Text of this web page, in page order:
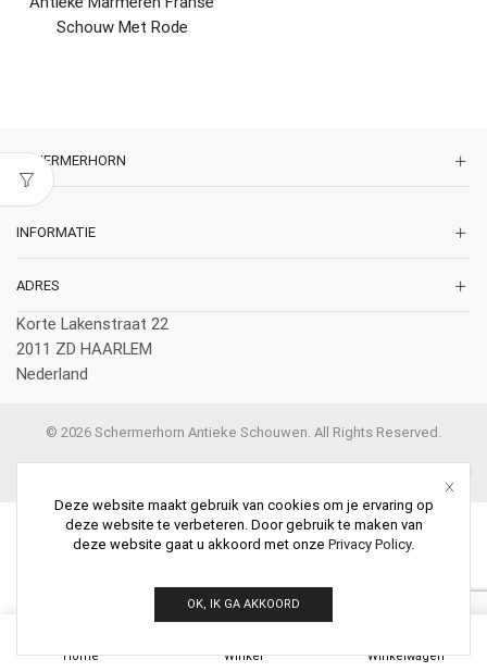
Schouw Met Rode
SCHERMERHORN
INFORMATIE
ADRES
Korte Lakenstraat 22
2011 ZD HAARLEM
Nederland
© 2026 Schermerhorn Antieke Schouwen. All Rights Reserved.
Home Winkel Winkelwagen
Deze website maakt gebruik van cookies om je ervaring op
deze website te verbeteren. Door gebruik te maken van
deze website gaat u akkoord met onze Privacy Policy.
OK, IK GA AKKOORD